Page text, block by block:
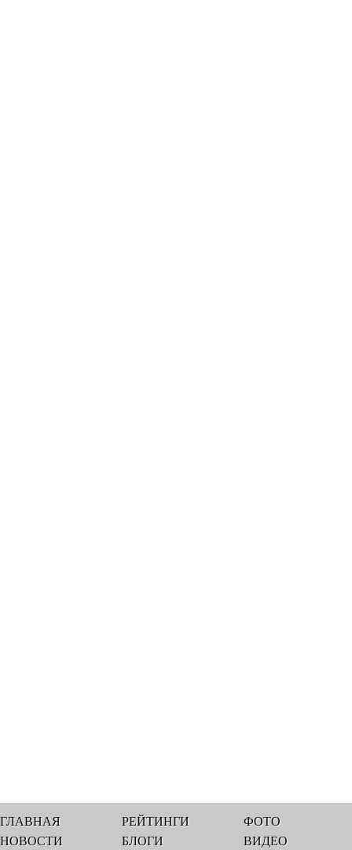
ГЛАВНАЯ
НОВОСТИ
РЕЙТИНГИ
БЛОГИ
ФОТО
ВИДЕО